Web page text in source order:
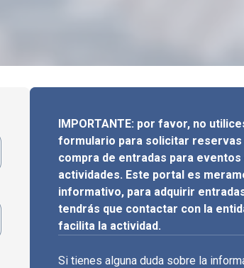
IMPORTANTE: por favor, no
formulario para solicitar reservas
compra de entradas para eventos
actividades. Este portal es
informativo, para adquirir
tendrás que contactar con la
facilita la actividad.
Si tienes alguna duda sobre la